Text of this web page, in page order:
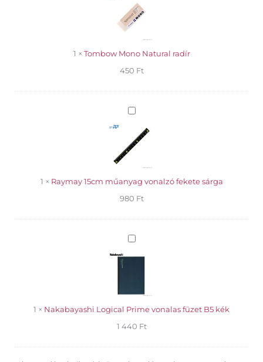
Natural
radír
1 × Tombow Mono Natural radír
450 Ft
Raymay
műanyag
vonalzó
sárga
1 × Raymay 15cm műanyag vonalzó fekete sárga
980 Ft
Nakabayashi
B5
kék
1 × Nakabayashi Logical Prime vonalas füzet B5 kék
1 440 Ft